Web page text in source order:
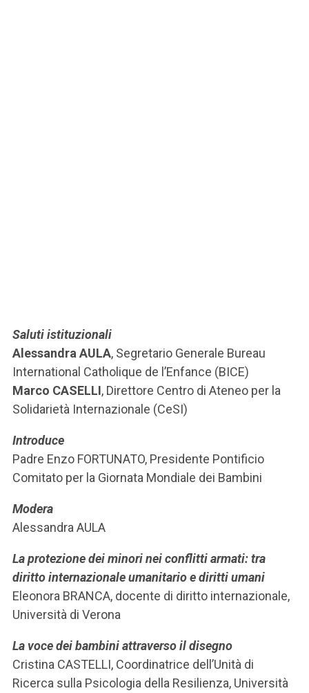
Saluti istituzionali
Alessandra AULA, Segretario Generale Bureau
International Catholique de l’Enfance (BICE)
Marco CASELLI, Direttore Centro di Ateneo per la
Solidarietà Internazionale (CeSI)
Introduce
Padre Enzo FORTUNATO, Presidente Pontificio
Comitato per la Giornata Mondiale dei Bambini
Modera
Alessandra AULA
La protezione dei minori nei conflitti armati: tra
diritto internazionale umanitario e diritti umani
Eleonora BRANCA, docente di diritto internazionale,
Università di Verona
La voce dei bambini attraverso il disegno
Cristina CASTELLI, Coordinatrice dell’Unità di
Ricerca sulla Psicologia della Resilienza, Università